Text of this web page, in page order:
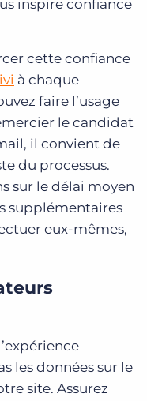
inspire confiance
cette confiance
à chaque
faire l’usage
le candidat
il convient de
du processus.
sur le délai moyen
supplémentaires
eux-mêmes,
les données sur le
site. Assurez